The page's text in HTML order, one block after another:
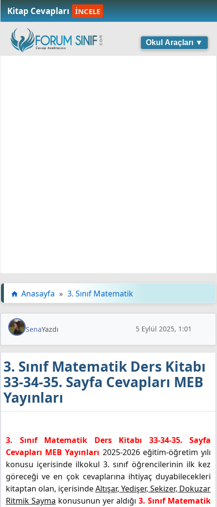
Kitap Cevapları İNCELE
Okul Araçları ▼
Anasayfa » 3. Sınıf Matematik
SenaYazdı 5 Eylül 2025, 1:01
3. Sınıf Matematik Ders Kitabı
33-34-35. Sayfa Cevapları MEB
Yayınları
3. Sınıf Matematik Ders Kitabı 33-34-35. Sayfa
Cevapları MEB Yayınları 2025-2026 eğitim-öğretim yılı
konusu içerisinde ilkokul 3. sınıf öğrencilerinin ilk kez
göreceği ve en çok cevaplarına ihtiyaç duyabilecekleri
kitaptan olan, içerisindeAltışar, Yedişer, Sekizer, Dokuzar
Ritmik Sayma konusunun yer aldığı3. Sınıf Matematik